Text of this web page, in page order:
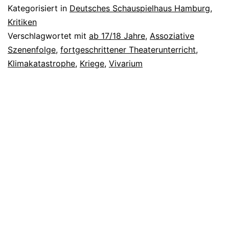
Kategorisiert in Deutsches Schauspielhaus Hamburg,
Kritiken
Verschlagwortet mit ab 17/18 Jahre, Assoziative
Szenenfolge, fortgeschrittener Theaterunterricht,
Klimakatastrophe, Kriege, Vivarium